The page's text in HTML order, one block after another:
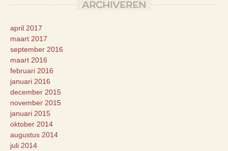
ARCHIVEREN
april 2017
maart 2017
september 2016
maart 2016
februari 2016
januari 2016
december 2015
november 2015
januari 2015
oktober 2014
augustus 2014
juli 2014